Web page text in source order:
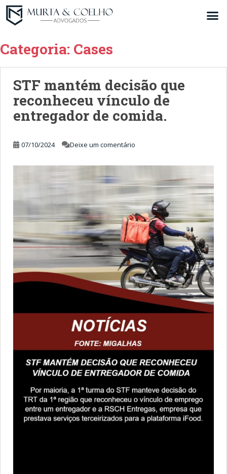
Categoria: Cases
STF mantém decisão que
reconheceu vínculo de
entregador de comida.
07/10/2024 Deixe um comentário